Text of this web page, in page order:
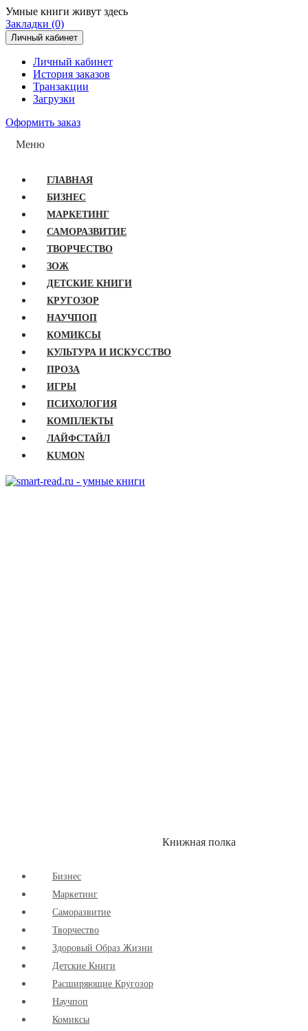
Умные книги живут здесь
Закладки (0)
Личный кабинет
Личный кабинет
История заказов
Транзакции
Загрузки
Оформить заказ
Меню
ГЛАВНАЯ
БИЗНЕС
МАРКЕТИНГ
САМОРАЗВИТИЕ
ТВОРЧЕСТВО
ЗОЖ
ДЕТСКИЕ КНИГИ
КРУГОЗОР
НАУЧПОП
КОМИКСЫ
КУЛЬТУРА И ИСКУССТВО
ПРОЗА
ИГРЫ
ПСИХОЛОГИЯ
КОМПЛЕКТЫ
ЛАЙФСТАЙЛ
KUMON
Книжная полка
Бизнес
Маркетинг
Cаморазвитие
Творчество
Здоровый Образ Жизни
Детские Книги
Расширяющие Кругозор
Научпоп
Комиксы